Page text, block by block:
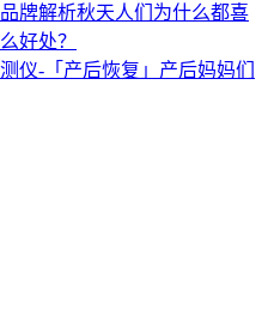
牌解析秋天人们为什么都喜
好处？
仪-「产后恢复」产后妈妈们